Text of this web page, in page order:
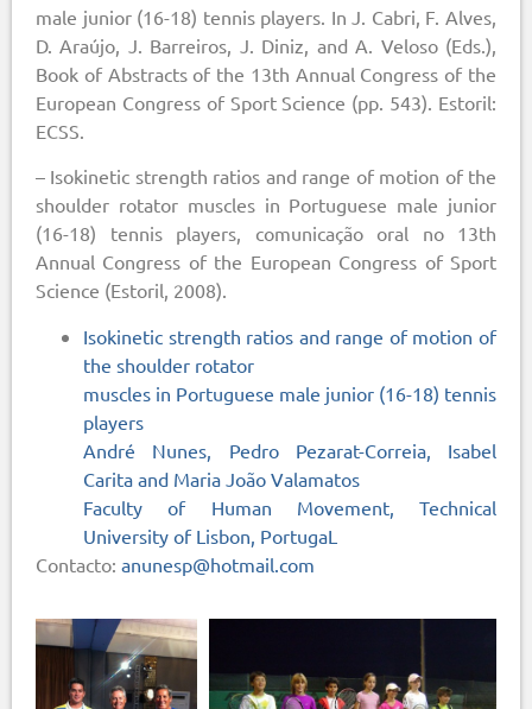
male junior (16-18) tennis players. In J. Cabri, F. Alves,
D. Araújo, J. Barreiros, J. Diniz, and A. Veloso (Eds.),
Book of Abstracts of the 13th Annual Congress of the
European Congress of Sport Science (pp. 543). Estoril:
ECSS.
– Isokinetic strength ratios and range of motion of the
shoulder rotator muscles in Portuguese male junior
(16-18) tennis players, comunicação oral no 13th
Annual Congress of the European Congress of Sport
Science (Estoril, 2008).
Isokinetic strength ratios and range of motion of
the shoulder rotator
muscles in Portuguese male junior (16-18) tennis
players
André Nunes, Pedro Pezarat-Correia, Isabel
Carita and Maria João Valamatos
Faculty of Human Movement, Technical
University of Lisbon, PortugaL
Contacto: anunesp@hotmail.com